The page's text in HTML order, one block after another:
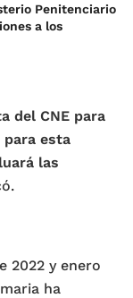
Penitenciario
a los
del CNE para
esta
las
2022 y enero
ha